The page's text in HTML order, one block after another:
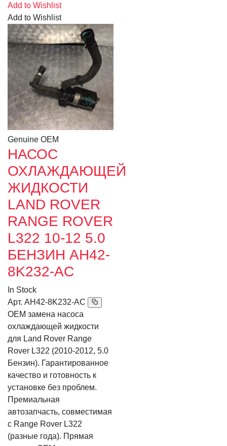
Add to Wishlist
Add to Wishlist
Genuine OEM
НАСОС
ОХЛАЖДАЮЩЕЙ
ЖИДКОСТИ
LAND ROVER
RANGE ROVER
L322 10-12 5.0
БЕНЗИН AH42-
8K232-AC
In Stock
Арт. AH42-8K232-AC
OEM замена насоса
охлаждающей жидкости
для Land Rover Range
Rover L322 (2010-2012, 5.0
Бензин). Гарантированное
качество и готовность к
установке без проблем.
Премиальная
автозапчасть, совместимая
с Range Rover L322
(разные года). Прямая